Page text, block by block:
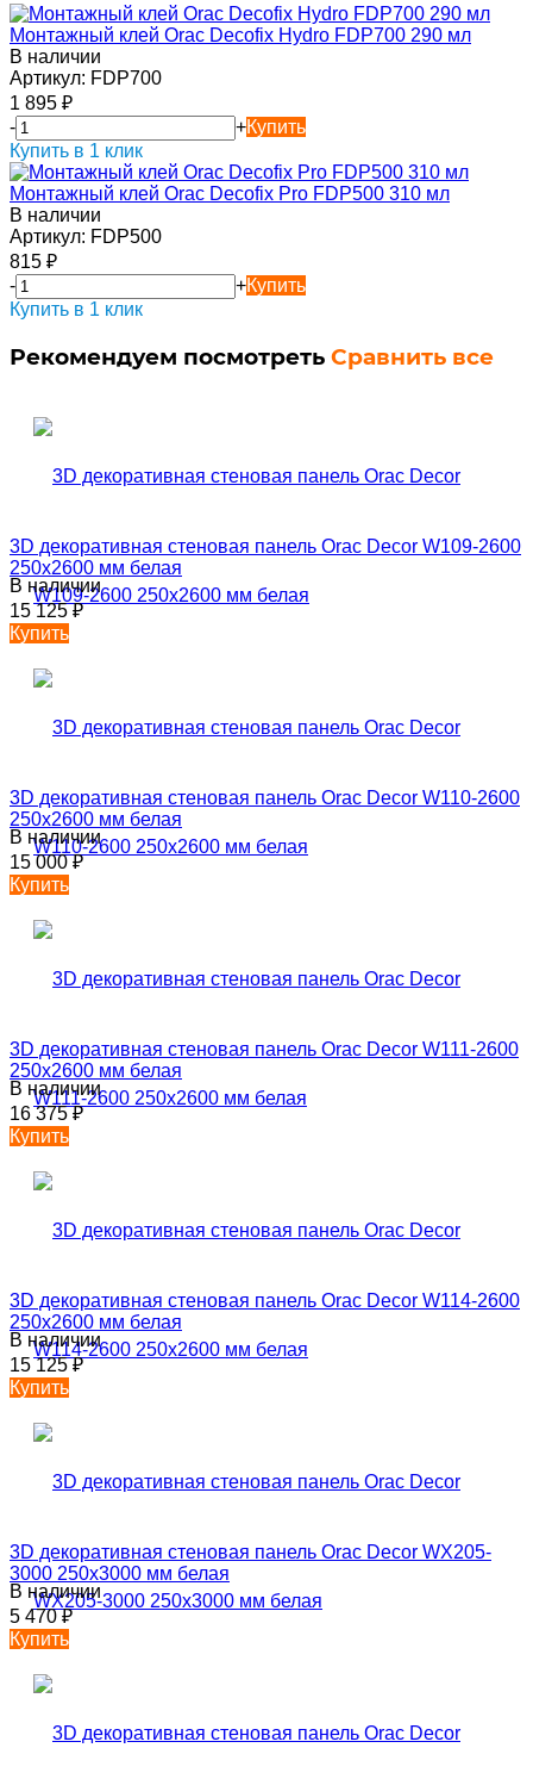
Монтажный клей Orac Decofix Hydro FDP700 290 мл
В наличии
Артикул: FDP700
1 895 ₽
-
+Купить
Купить в 1 клик
Монтажный клей Orac Decofix Pro FDP500 310 мл
В наличии
Артикул: FDP500
815 ₽
-
+Купить
Купить в 1 клик
Рекомендуем посмотреть Сравнить все
3D декоративная стеновая панель Orac Decor W109-2600
250х2600 мм белая
В наличии
15 125₽
Купить
3D декоративная стеновая панель Orac Decor W110-2600
250х2600 мм белая
В наличии
15 000₽
Купить
3D декоративная стеновая панель Orac Decor W111-2600
250х2600 мм белая
В наличии
16 375₽
Купить
3D декоративная стеновая панель Orac Decor W114-2600
250х2600 мм белая
В наличии
15 125₽
Купить
3D декоративная стеновая панель Orac Decor WX205-
3000 250х3000 мм белая
В наличии
5 470₽
Купить